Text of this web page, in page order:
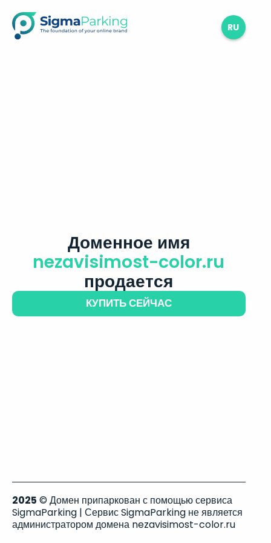
RU
Доменное имя
nezavisimost-color.ru
продается
КУПИТЬ СЕЙЧАС
2025 © Домен припаркован с помощью сервиса
SigmaParking | Сервис SigmaParking не является
администратором домена nezavisimost-color.ru